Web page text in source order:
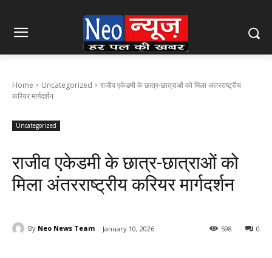
Home Uncategorized
राजीव एकेडमी के छात्र-छात्राओं को मिला अंतरराष्ट्रीय
करियर मार्गदर्शन
Uncategorized
राजीव एकेडमी के छात्र-छात्राओं को
मिला अंतरराष्ट्रीय करियर मार्गदर्शन
By Neo News Team January 10, 2026 0
598